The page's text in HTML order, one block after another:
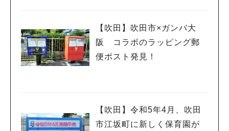
【吹田】吹田市×ガンバ大
阪 コラボのラッピング郵
便ポスト発見！
【吹田】令和5年4月、吹田
市江坂町に新しく保育園が